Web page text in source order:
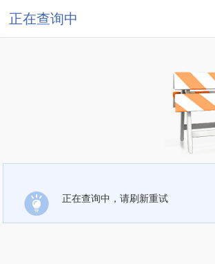
正在查询中
正在查询中，请刷新重试